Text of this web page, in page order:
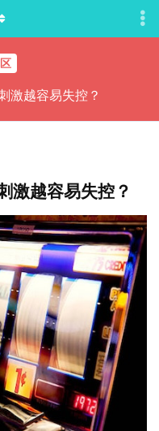
激越容易失控？
激越容易失控？